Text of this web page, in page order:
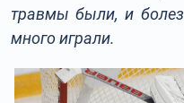
травмы были, и
много играли.